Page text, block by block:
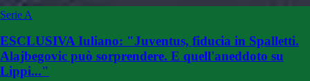
Serie A
ESCLUSIVA Iuliano: "Juventus, fiducia in Spalletti.
Alajbegovic può sorprendere. E quell'aneddoto su
Lippi..."